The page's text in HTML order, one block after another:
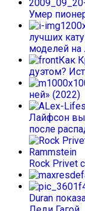
Умер
лучших
моделей
Как
дуэтом?
ней» (2022)
Лайфсон
после
Rock Privet
Duran